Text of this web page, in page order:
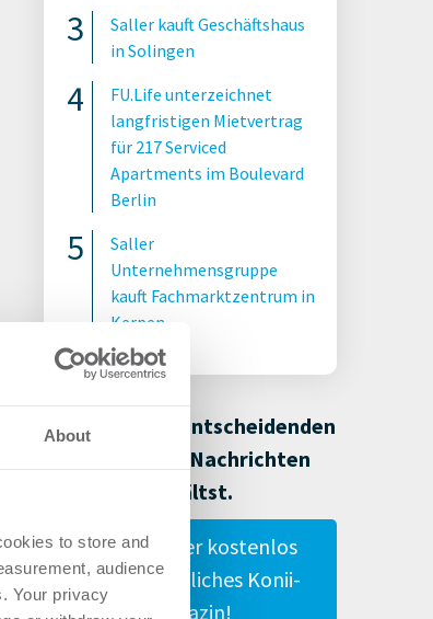
About
to store and
audience
Your privacy
Saller kauft Geschäftshaus
in Solingen
FU.Life unterzeichnet
langfristigen Mietvertrag
für 217 Serviced
Apartments im Boulevard
Berlin
Saller
Unternehmensgruppe
kauft Fachmarktzentrum in
Kerpen
Damit Du alle entscheidenden
Immobilien-Nachrichten
erhältst.
Gestalte hier kostenlos
Dein persönliches Konii-
Magazin!